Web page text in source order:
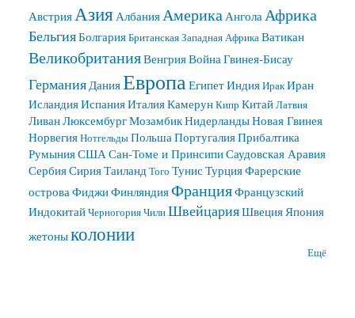
Австрия Азия АлбанияАмерика Ангола Африка
БельгияБолгарияБританская Западная АфрикаВатикан
ВеликобританияВенгрияВойна Гвинея-Бисау
Германия ДанияЕвропа ЕгипетИндияИракИран
ИсландияИспанияИталияКамерунКипр КитайЛатвия
ЛиванЛюксембургМозамбикНидерландыНовая Гвинея
НорвегияНотгельдыПольша ПортугалияПрибалтика
РумынияСША Сан-Томе и ПринсипиСаудовская Аравия
СербияСирияТаиланд Того Тунис ТурцияФарерские
острова ФиджиФинляндияФранцияФранцузский
ИндокитайЧерногорияЧилиШвейцарияШвеция Япония
жетоныколонии
Ещё